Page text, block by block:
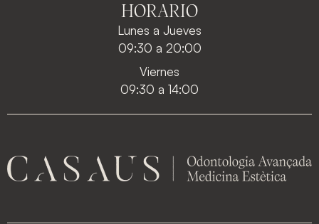
HORARIO
Lunes a Jueves
09:30 a 20:00
Viernes
09:30 a 14:00